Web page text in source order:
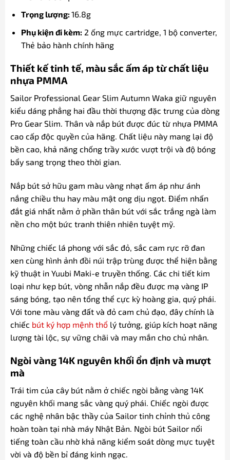
Trọng lượng: 16.8g
Phụ kiện đi kèm: 2 ống mực cartridge, 1 bộ converter,
Thẻ bảo hành chính hãng
Thiết kế tinh tế, màu sắc ấm áp từ chất liệu
nhựa PMMA
Sailor Professional Gear Slim Autumn Waka giữ nguyên
kiểu dáng phẳng hai đầu thời thượng đặc trưng của dòng
Pro Gear Slim. Thân và nắp bút được đúc từ nhựa PMMA
cao cấp độc quyền của hãng. Chất liệu này mang lại độ
bền cao, khả năng chống trầy xước vượt trội và độ bóng
bẩy sang trọng theo thời gian.
Nắp bút sở hữu gam màu vàng nhạt ấm áp như ánh
nắng chiều thu hay màu mật ong dịu ngọt. Điểm nhấn
đắt giá nhất nằm ở phần thân bút với sắc trắng ngà làm
nền cho một bức tranh thiên nhiên tuyệt mỹ.
Những chiếc lá phong với sắc đỏ, sắc cam rực rỡ đan
xen cùng hình ảnh đồi núi trập trùng được thể hiện bằng
kỹ thuật in Yuubi Maki-e truyền thống. Các chi tiết kim
loại như kẹp bút, vòng nhẫn nắp đều được mạ vàng IP
sáng bóng, tạo nên tổng thể cực kỳ hoàng gia, quý phái.
Với tone màu vàng đất và đỏ cam chủ đạo, đây chính là
chiếc bút ký hợp mệnh thổlý tưởng, giúp kích hoạt năng
lượng tài lộc, sự vững chãi và may mắn cho chủ nhân.
Ngòi vàng 14K nguyên khối ổn định và mượt
mà
Trái tim của cây bút nằm ở chiếc ngòi bằng vàng 14K
nguyên khối mang sắc vàng quý phái. Chiếc ngòi được
các nghệ nhân bậc thầy của Sailor tinh chỉnh thủ công
hoàn toàn tại nhà máy Nhật Bản. Ngòi bút Sailor nổi
tiếng toàn cầu nhờ khả năng kiểm soát dòng mực tuyệt
vời và độ bền bỉ đáng kinh ngạc.